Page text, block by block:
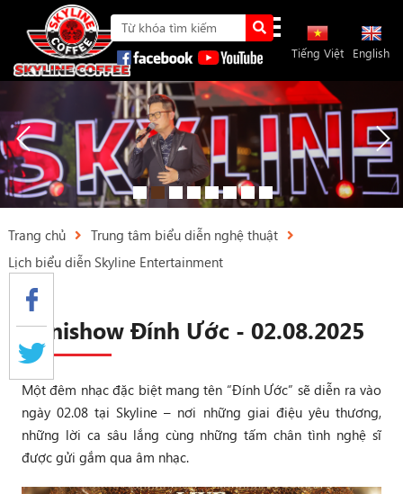
Tiếng Việt English
Trang chủ
Trung tâm biểu diễn nghệ thuật
Lịch biểu diễn Skyline Entertainment
Minishow Đính Ước - 02.08.2025
Một đêm nhạc đặc biệt mang tên “Đính Ước” sẽ diễn ra vào
ngày 02.08 tại Skyline – nơi những giai điệu yêu thương,
những lời ca sâu lắng cùng những tấm chân tình nghệ sĩ
được gửi gắm qua âm nhạc.